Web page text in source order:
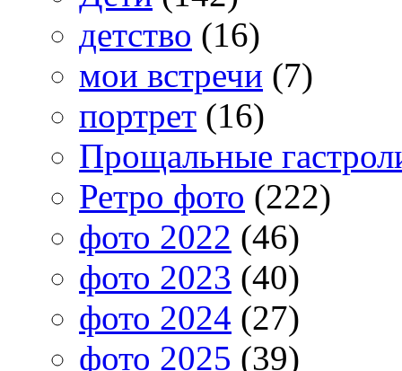
детство (16)
мои встречи (7)
портрет (16)
Прощальные
Ретро фото (222)
фото 2022 (46)
фото 2023 (40)
фото 2024 (27)
фото 2025 (39)